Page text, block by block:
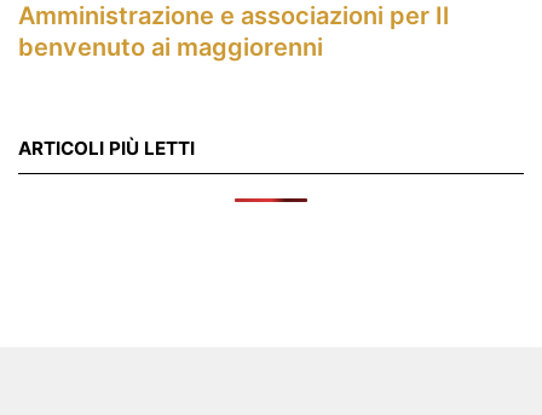
Amministrazione e associazioni per Il
benvenuto ai maggiorenni
ARTICOLI PIÙ LETTI